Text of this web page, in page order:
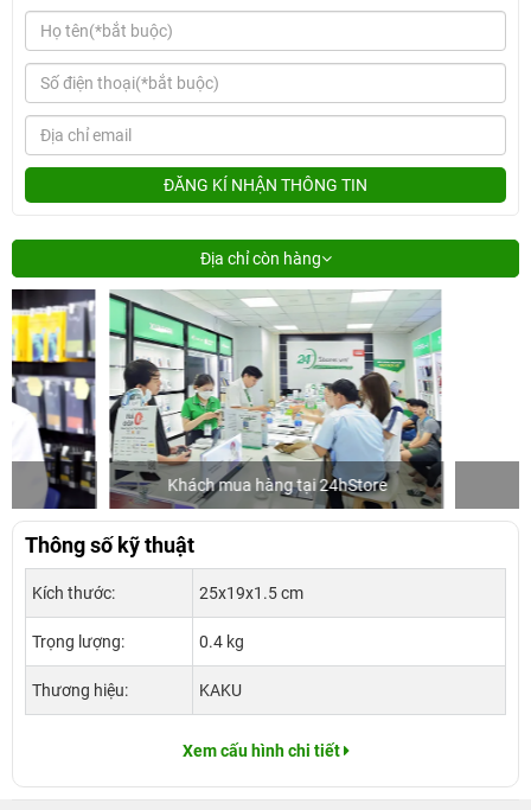
ĐĂNG KÍ NHẬN THÔNG TIN
Địa chỉ còn hàng
Khách mua hàng tại 24hStore
Thông số kỹ thuật
Kích thước: 25x19x1.5 cm
Trọng lượng: 0.4 kg
Thương hiệu: KAKU
Xem cấu hình chi tiết